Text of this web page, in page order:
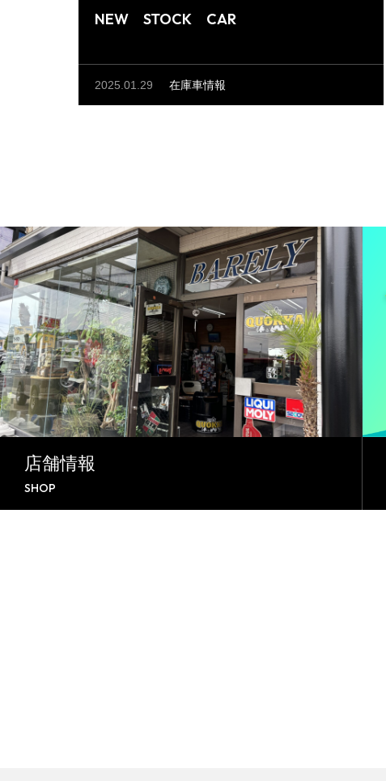
NEW STOCK CAR
2025.01.29 在庫車情報
店舗情報
SHOP